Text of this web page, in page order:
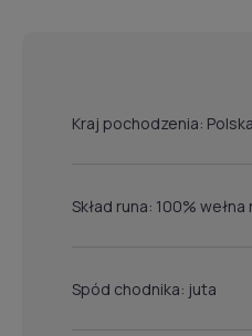
Kraj pochodzenia:
Skład runa: 100%
Spód chodnika: juta